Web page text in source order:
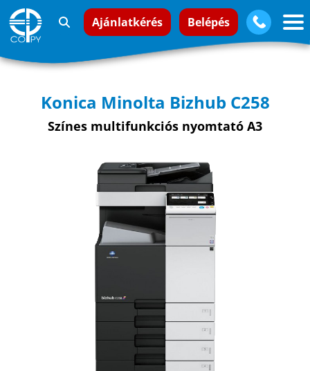
Ajánlatkérés Belépés
Konica Minolta Bizhub C258
Színes multifunkciós nyomtató A3